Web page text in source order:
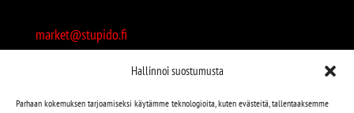
Hallinnoi suostumusta
Parhaan kokemuksen tarjoamiseksi käytämme teknologioita, kuten evästeitä, tallentaaksemme
market@stupido.fi
+358 50 4708664
Avoinna: